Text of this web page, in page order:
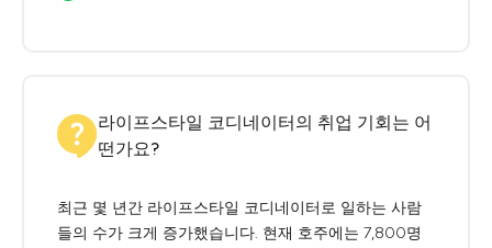
라이프스타일 코디네이터의 취업 기회는 어
떤가요?
최근 몇 년간 라이프스타일 코디네이터로 일하는 사람
들의 수가 크게 증가했습니다. 현재 호주에는 7,800명